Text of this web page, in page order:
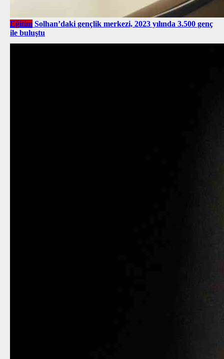
Eğitim Solhan’daki gençlik merkezi, 2023 yılında 3.500 genç
ile buluştu